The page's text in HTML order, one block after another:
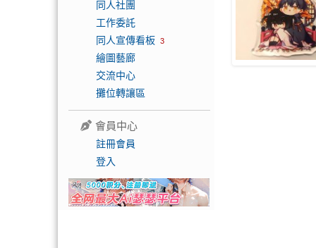
同人社團
工作委託
同人宣傳看板 3
繪圖藝廊
交流中心
攤位轉讓區
會員中心
註冊會員
登入